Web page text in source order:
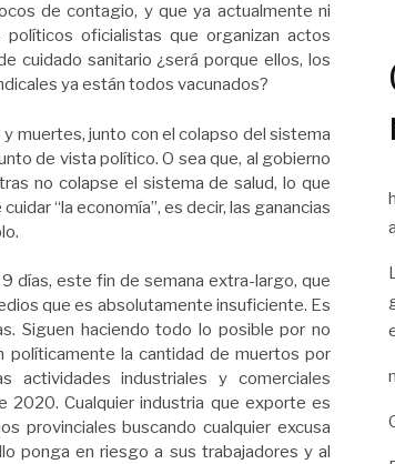
de contagio, y que ya actualmente ni
oficialistas que organizan actos
cuidado sanitario ¿será porque ellos, los
ya están todos vacunados?
muertes, junto con el colapso del sistema
de vista político. O sea que, al gobierno
no colapse el sistema de salud, lo que
“la economía”, es decir, las ganancias
días, este fin de semana extra-largo, que
que es absolutamente insuficiente. Es
Siguen haciendo todo lo posible por no
políticamente la cantidad de muertos por
industriales y comerciales
2020. Cualquier industria que exporte es
provinciales buscando cualquier excusa
ponga en riesgo a sus trabajadores y al